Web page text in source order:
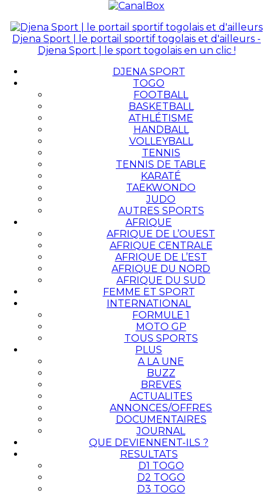
Djena Sport | le portail sportif togolais et d'ailleurs -
Djena Sport | le sport togolais en un clic !
DJENA SPORT
TOGO
FOOTBALL
BASKETBALL
ATHLÉTISME
HANDBALL
VOLLEYBALL
TENNIS
TENNIS DE TABLE
KARATÉ
TAEKWONDO
JUDO
AUTRES SPORTS
AFRIQUE
AFRIQUE DE L’OUEST
AFRIQUE CENTRALE
AFRIQUE DE L’EST
AFRIQUE DU NORD
AFRIQUE DU SUD
FEMME ET SPORT
INTERNATIONAL
FORMULE 1
MOTO GP
TOUS SPORTS
PLUS
A LA UNE
BUZZ
BREVES
ACTUALITES
ANNONCES/OFFRES
DOCUMENTAIRES
JOURNAL
QUE DEVIENNENT-ILS ?
RESULTATS
D1 TOGO
D2 TOGO
D3 TOGO